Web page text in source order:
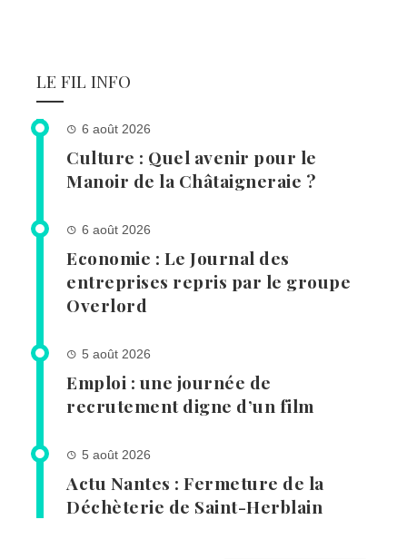
LE FIL INFO
6 août 2026
Culture : Quel avenir pour le
Manoir de la Châtaigneraie ?
6 août 2026
Economie : Le Journal des
entreprises repris par le groupe
Overlord
5 août 2026
Emploi : une journée de
recrutement digne d’un film
5 août 2026
Actu Nantes : Fermeture de la
Déchèterie de Saint-Herblain